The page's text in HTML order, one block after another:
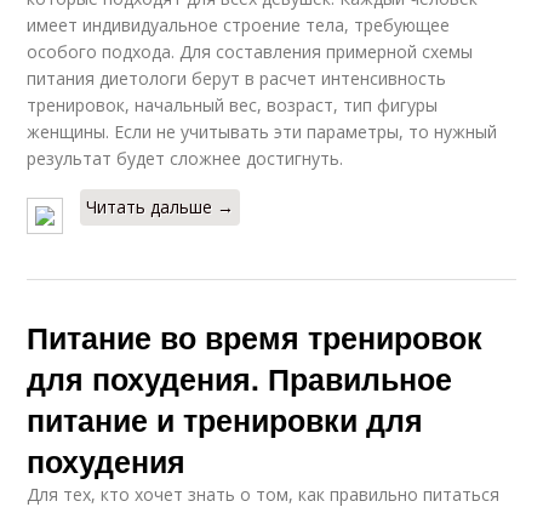
имеет индивидуальное строение тела, требующее
особого подхода. Для составления примерной схемы
питания диетологи берут в расчет интенсивность
тренировок, начальный вес, возраст, тип фигуры
женщины. Если не учитывать эти параметры, то нужный
результат будет сложнее достигнуть.
Читать дальше →
Питание во время тренировок
для похудения. Правильное
питание и тренировки для
похудения
Для тех, кто хочет знать о том, как правильно питаться